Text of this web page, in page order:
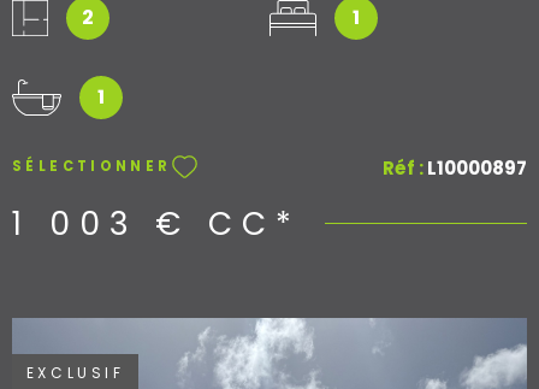
2 1
1
SÉLECTIONNER Réf :L10000897
1 003 € CC*
EXCLUSIF